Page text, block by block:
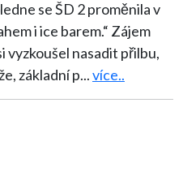
se ŠD 2 proměnila v
i ice barem.“ Zájem
vyzkoušel nasadit přilbu,
základní p...více..